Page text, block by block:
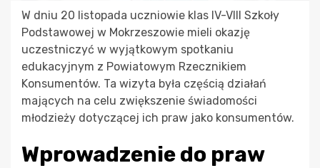
W dniu 20 listopada uczniowie klas IV-VIII Szkoły
Podstawowej w Mokrzeszowie mieli okazję
uczestniczyć w wyjątkowym spotkaniu
edukacyjnym z Powiatowym Rzecznikiem
Konsumentów. Ta wizyta była częścią działań
mających na celu zwiększenie świadomości
młodzieży dotyczącej ich praw jako konsumentów.
Wprowadzenie do praw